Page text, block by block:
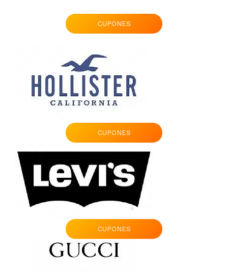
CUPONES
CUPONES
CUPONES